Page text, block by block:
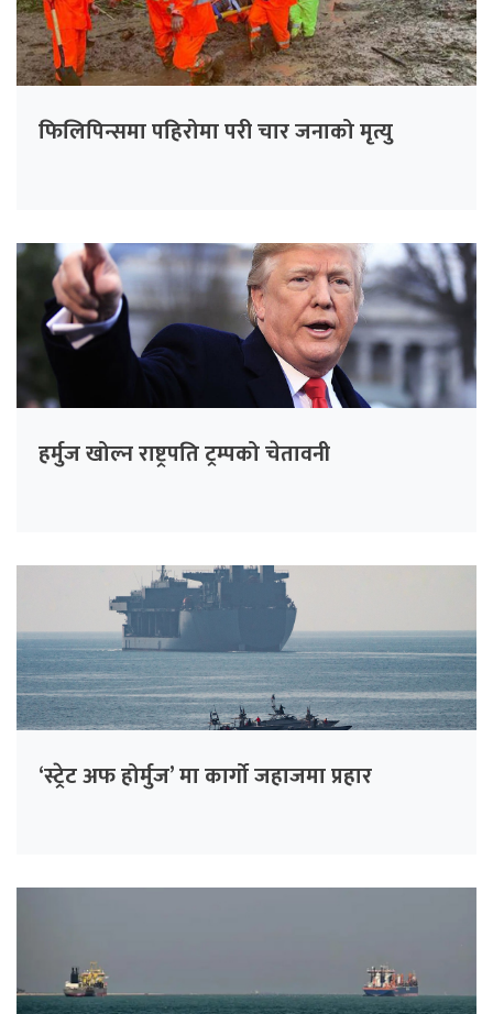
फिलिपिन्समा पहिरोमा परी चार जनाको मृत्यु
हर्मुज खोल्न राष्ट्रपति ट्रम्पको चेतावनी
‘स्ट्रेट अफ होर्मुज’ मा कार्गो जहाजमा प्रहार